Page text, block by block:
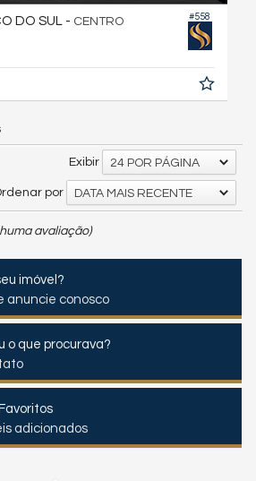
#558
DO SUL - CENTRO
Exibir 24 POR PÁGINA
por DATA MAIS RECENTE
avaliação)
imóvel?
anuncie conosco
o que procurava?
adicionados